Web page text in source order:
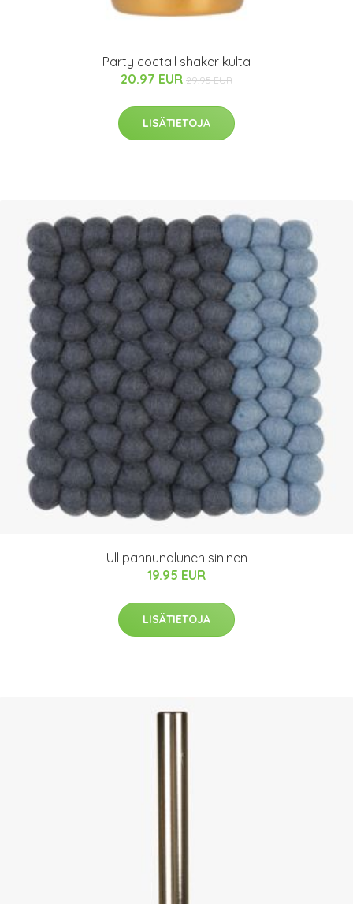
Party coctail shaker kulta
20.97 EUR 29.95 EUR
LISÄTIETOJA
Ull pannunalunen sininen
19.95 EUR
LISÄTIETOJA